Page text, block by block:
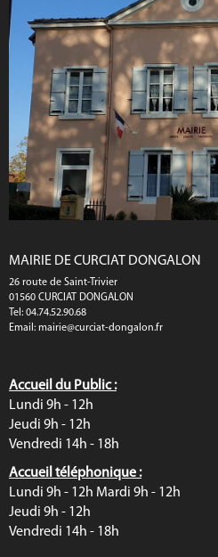
MAIRIE DE CURCIAT DONGALON
26 route de Saint-Trivier
01560 CURCIAT DONGALON
Tel: 04.74.52.90.68
Email: mairie@curciat-dongalon.fr
Accueil du Public :
Lundi 9h - 12h
Jeudi 9h - 12h
Vendredi 14h - 18h
Accueil téléphonique :
Lundi 9h - 12h Mardi 9h - 12h
Jeudi 9h - 12h
Vendredi 14h - 18h